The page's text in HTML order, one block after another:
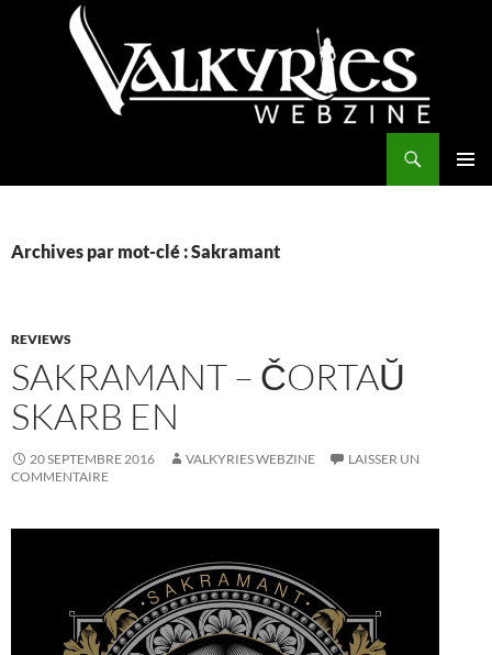
Archives par mot-clé : Sakramant
REVIEWS
SAKRAMANT – ČORTAŬ
SKARB EN
20 SEPTEMBRE 2016 VALKYRIES WEBZINE
LAISSER UN
COMMENTAIRE